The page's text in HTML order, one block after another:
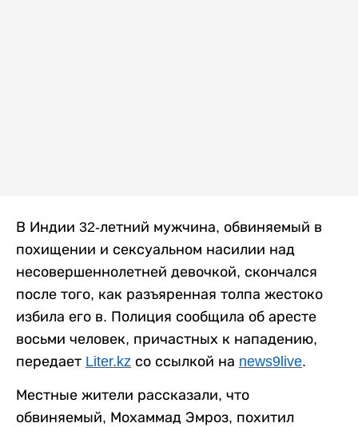
В Индии 32-летний мужчина, обвиняемый в
похищении и сексуальном насилии над
несовершеннолетней девочкой, скончался
после того, как разъяренная толпа жестоко
избила его в. Полиция сообщила об аресте
восьми человек, причастных к нападению,
передает Liter.kz со ссылкой на news9live.
Местные жители рассказали, что
обвиняемый, Мохаммад Эмроз, похитил